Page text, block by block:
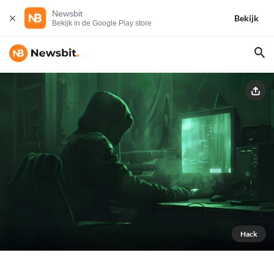
Newsbit
Bekijk in de Google Play store
Bekijk
Hack